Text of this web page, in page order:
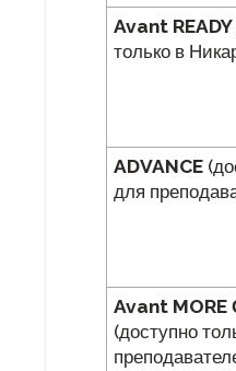
Avant READY
только в
ADVANCE
для
Avant MORE
(доступно